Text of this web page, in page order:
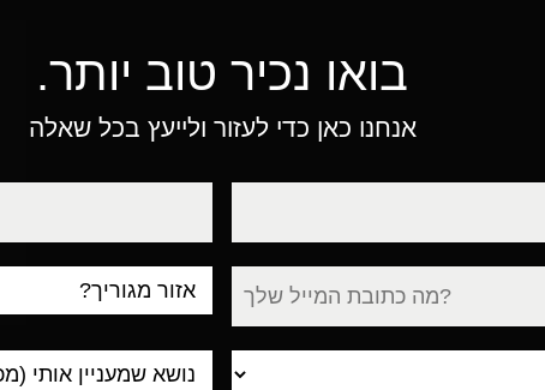
בואו נכיר טוב יותר.
אנחנו כאן כדי לעזור ולייעץ בכל שאלה
עיר
מגורים